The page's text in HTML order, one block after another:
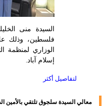
السيدة منى
فلسطين، وذلك
الوزاري لمنظمة
إسلام آباد.
لتفاصيل أكثر
معالي السيدة سلجوق تلتقي بالأمين